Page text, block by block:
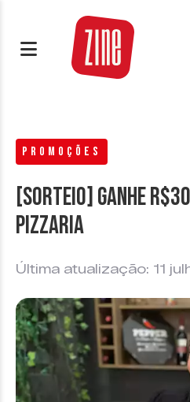
PROMOÇÕES
[SORTEIO] Ganhe
pizzaria
Última atualização: 11